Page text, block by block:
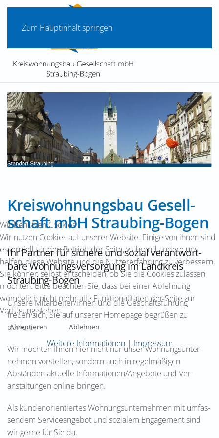
Zum Hauptinhalt springen
Kreis­wohnungs­bau Gesell­
schaft mbH Straubing-​Bogen
Ihr Partner für sichere und sozial ver­ant­wort­
bare Wohnungs­ver­sor­gung im Land­kreis
Straubing-​Bogen
Unsere Mitarbeiter/innen und die Geschäfts­führung
freuen sich, Sie auf unserer Home­page begrüßen zu
dürfen.
Wir möchten Ihnen hier nicht nur unser Woh­nungs­unter­
neh­men vor­stellen, son­dern auch in regelmäßigen
Abständen aktuelle Infor­ma­tio­nen/Angebote und Ver­
anstaltungen online bringen.
Als kundenorientiertes Wohnungsunterneh­men mit um­fas­
sendem Service­an­ge­bot und sozialem Engagement sind
wir gerne für Sie da.
Wir benutzen Cookies
Wir nutzen Cookies auf unserer Website. Einige von ihnen sind
essenziell für den Betrieb der Seite, während andere uns
helfen, diese Website und die Nutzererfahrung zu verbessern.
Sie können selbst entscheiden, ob Sie die Cookies zulassen
möchten. Bitte beachten Sie, dass bei einer Ablehnung
womöglich nicht mehr alle Funktionalitäten der Seite zur
Verfügung stehen.
Akzeptieren Ablehnen
Weitere Informationen| Impressum